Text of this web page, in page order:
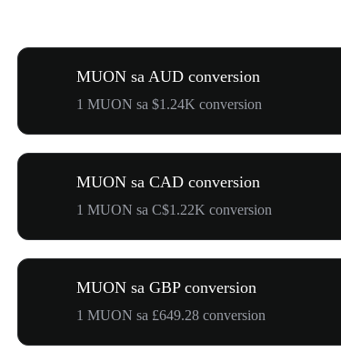
MUON sa AUD conversion
1 MUON sa $1.24K conversion
MUON sa CAD conversion
1 MUON sa C$1.22K conversion
MUON sa GBP conversion
1 MUON sa £649.28 conversion